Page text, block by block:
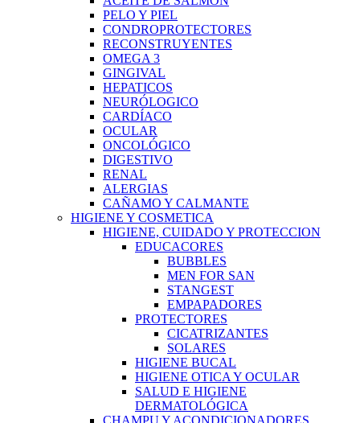
PELO Y PIEL
CONDROPROTECTORES
RECONSTRUYENTES
OMEGA 3
GINGIVAL
HEPATICOS
NEURÓLOGICO
CARDÍACO
OCULAR
ONCOLÓGICO
DIGESTIVO
RENAL
ALERGIAS
CAÑAMO Y CALMANTE
HIGIENE Y COSMETICA
HIGIENE, CUIDADO Y PROTECCION
EDUCACORES
BUBBLES
MEN FOR SAN
STANGEST
EMPAPADORES
PROTECTORES
CICATRIZANTES
SOLARES
HIGIENE BUCAL
HIGIENE OTICA Y OCULAR
SALUD E HIGIENE
DERMATOLÓGICA
CHAMPU Y ACONDICIONADORES